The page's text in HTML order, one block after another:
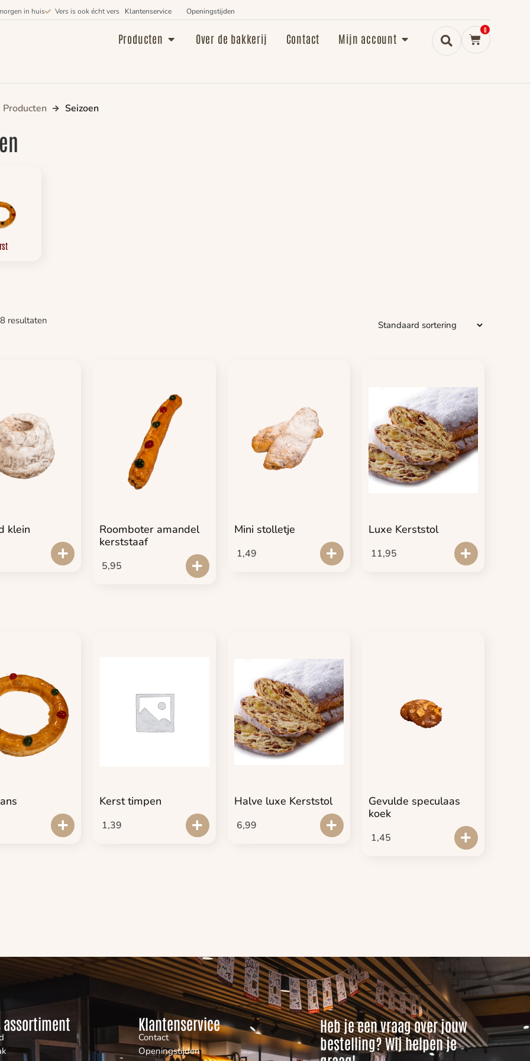
in huis Vers is ook écht vers Klantenservice Openingstijden
Producten Over de bakkerij Contact Mijn account
0
Producten Seizoen
resultaten
klein
Roomboter amandel
kerststaaf
5,95
Mini stolletje
1,49
Luxe Kerststol
11,95
Kerst timpen
1,39
Halve luxe Kerststol
6,99
Gevulde speculaas
koek
1,45
assortiment Klantenservice
Contact
Openingstijden
Heb je een vraag over jouw
bestelling? Wij helpen je